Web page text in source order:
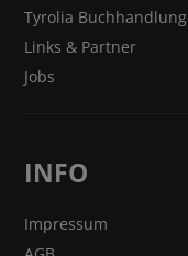
Tyrolia Buchhandlung
Links & Partner
Jobs
INFO
Impressum